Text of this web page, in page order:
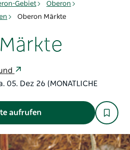
Gebiet
Oberon
Oberon Märkte
05. Dez 26 (MONATLICHE
aufrufen